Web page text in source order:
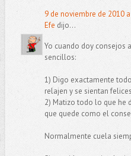
9 de noviembre de 2010
Efe dijo...
Yo cuando doy consejos
sencillos:
1) Digo exactamente
relajen y se sientan
2) Matizo todo lo que he
que quede como el
Normalmente cuela